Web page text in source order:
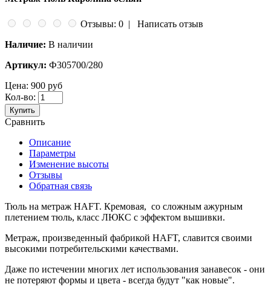
Отзывы: 0 | Написать отзыв
Наличие: В наличии
Артикул: Ф305700/280
Цена: 900 руб
Кол-во:
Купить
Сравнить
Описание
Параметры
Изменение высоты
Отзывы
Обратная связь
Тюль на метраж HAFT. Кремовая, со сложным ажурным
плетением тюль, класс ЛЮКС с эффектом вышивки.
Метраж, произведенный фабрикой HAFT, славится своими
высокими потребительскими качествами.
Даже по истечении многих лет использования занавесок - они
не потеряют формы и цвета - всегда будут "как новые".